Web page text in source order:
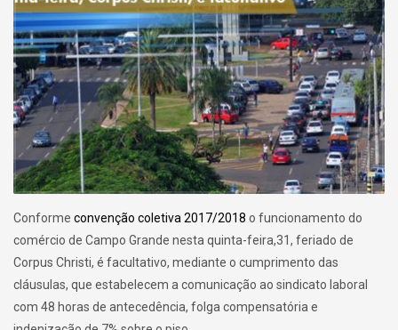
Conforme convenção coletiva 2017/2018 o funcionamento do
comércio de Campo Grande nesta quinta-feira,31, feriado de
Corpus Christi, é facultativo, mediante o cumprimento das
cláusulas, que estabelecem a comunicação ao sindicato laboral
com 48 horas de antecedência, folga compensatória e